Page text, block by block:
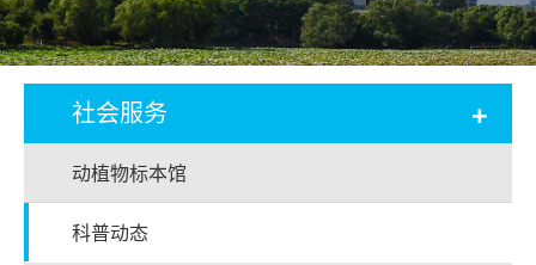
社会服务 +
动植物标本馆
科普动态